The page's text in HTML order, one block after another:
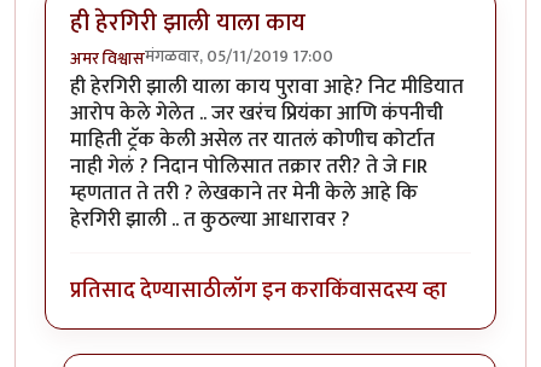
ही हेरगिरी झाली याला काय
अमर विश्वासमंगळवार, 05/11/2019 17:00
ही हेरगिरी झाली याला काय पुरावा आहे? निट मीडियात
आरोप केले गेलेत .. जर खरंच प्रियंका आणि कंपनीची
माहिती ट्रॅक केली असेल तर यातलं कोणीच कोर्टात
नाही गेलं ? निदान पोलिसात तक्रार तरी? ते जे FIR
म्हणतात ते तरी ? लेखकाने तर मेनी केले आहे कि
हेरगिरी झाली .. त कुठल्या आधारावर ?
प्रतिसाद देण्यासाठीलॉग इन कराकिंवासदस्य व्हा